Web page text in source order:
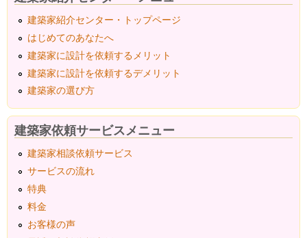
建築家紹介センター・トップページ
はじめてのあなたへ
建築家に設計を依頼するメリット
建築家に設計を依頼するデメリット
建築家の選び方
建築家依頼サービスメニュー
建築家相談依頼サービス
サービスの流れ
特典
料金
お客様の声